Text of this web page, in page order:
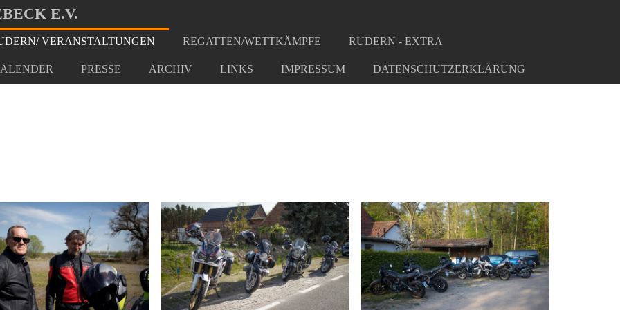
E.V.
VERANSTALTUNGEN REGATTEN/WETTKÄMPFE RUDERN - EXTRA
PRESSE ARCHIV LINKS IMPRESSUM DATENSCHUTZERKLÄRUNG